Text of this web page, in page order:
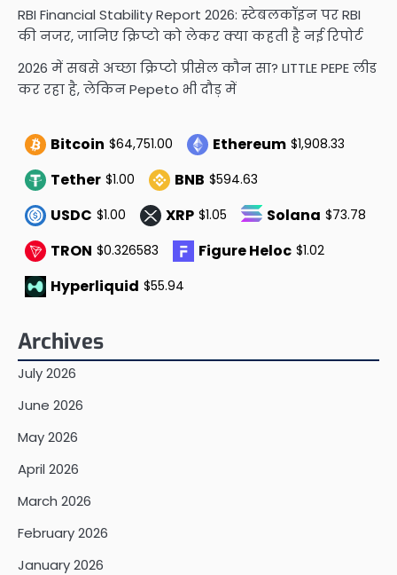
RBI Financial Stability Report 2026: स्टेबलकॉइन पर RBI
की नजर, जानिए क्रिप्टो को लेकर क्या कहती है नई रिपोर्ट
2026 में सबसे अच्छा क्रिप्टो प्रीसेल कौन सा? LITTLE PEPE लीड
कर रहा है, लेकिन Pepeto भी दौड़ में
Bitcoin $64,751.00 Ethereum $1,908.33
Tether $1.00 BNB $594.63
USDC $1.00 XRP $1.05 Solana $73.78
TRON $0.326583 Figure Heloc $1.02
Hyperliquid $55.94
Archives
July 2026
June 2026
May 2026
April 2026
March 2026
February 2026
January 2026